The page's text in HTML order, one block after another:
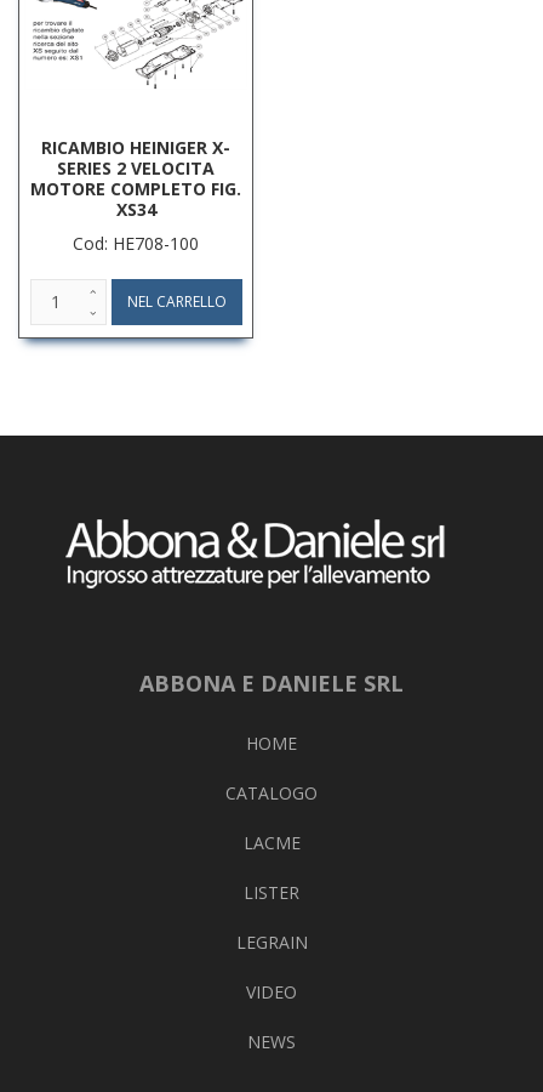
RICAMBIO HEINIGER X-
SERIES 2 VELOCITA
MOTORE COMPLETO FIG.
XS34
Cod: HE708-100
ABBONA E DANIELE SRL
HOME
CATALOGO
LACME
LISTER
LEGRAIN
VIDEO
NEWS